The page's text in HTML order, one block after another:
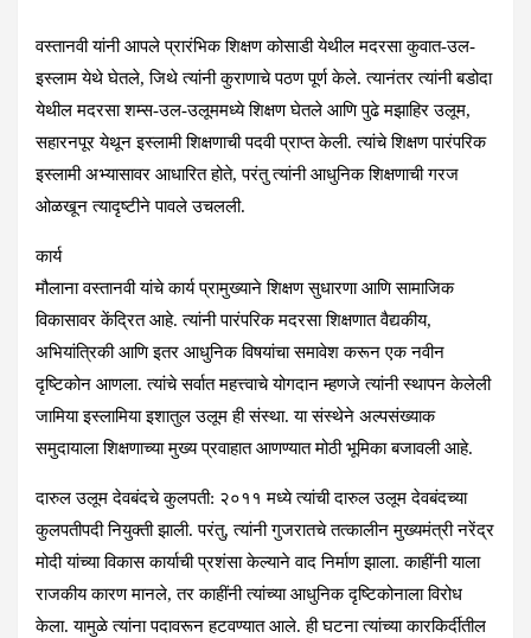
वस्तानवी यांनी आपले प्रारंभिक शिक्षण कोसाडी येथील मदरसा कुवात-उल-
इस्लाम येथे घेतले, जिथे त्यांनी कुराणाचे पठण पूर्ण केले. त्यानंतर त्यांनी बडोदा
येथील मदरसा शम्स-उल-उलूममध्ये शिक्षण घेतले आणि पुढे मझाहिर उलूम,
सहारनपूर येथून इस्लामी शिक्षणाची पदवी प्राप्त केली. त्यांचे शिक्षण पारंपरिक
इस्लामी अभ्यासावर आधारित होते, परंतु त्यांनी आधुनिक शिक्षणाची गरज
ओळखून त्यादृष्टीने पावले उचलली.
कार्य
मौलाना वस्तानवी यांचे कार्य प्रामुख्याने शिक्षण सुधारणा आणि सामाजिक
विकासावर केंद्रित आहे. त्यांनी पारंपरिक मदरसा शिक्षणात वैद्यकीय,
अभियांत्रिकी आणि इतर आधुनिक विषयांचा समावेश करून एक नवीन
दृष्टिकोन आणला. त्यांचे सर्वात महत्त्वाचे योगदान म्हणजे त्यांनी स्थापन केलेली
जामिया इस्लामिया इशातुल उलूम ही संस्था. या संस्थेने अल्पसंख्याक
समुदायाला शिक्षणाच्या मुख्य प्रवाहात आणण्यात मोठी भूमिका बजावली आहे.
दारुल उलूम देवबंदचे कुलपती: २०११ मध्ये त्यांची दारुल उलूम देवबंदच्या
कुलपतीपदी नियुक्ती झाली. परंतु, त्यांनी गुजरातचे तत्कालीन मुख्यमंत्री नरेंद्र
मोदी यांच्या विकास कार्याची प्रशंसा केल्याने वाद निर्माण झाला. काहींनी याला
राजकीय कारण मानले, तर काहींनी त्यांच्या आधुनिक दृष्टिकोनाला विरोध
केला. यामुळे त्यांना पदावरून हटवण्यात आले. ही घटना त्यांच्या कारकिर्दीतील